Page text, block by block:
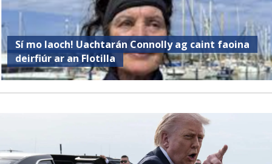
Sí mo laoch! Uachtarán Connolly ag caint faoina
deirfiúr ar an Flotilla